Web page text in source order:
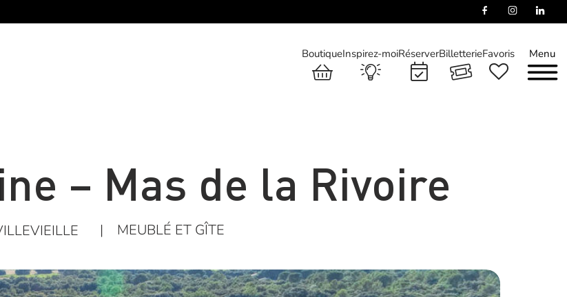
Menu
BoutiqueInspirez-moiRéserverBilletterieFavoris
– Mas de la Rivoire
| MEUBLÉ ET GÎTE